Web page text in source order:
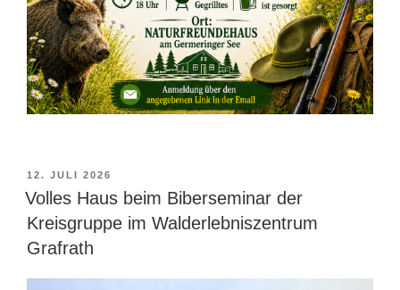
VERÖFFENTLICHT
AM
12. JULI 2026
Volles Haus beim Biberseminar der
Kreisgruppe im Walderlebniszentrum
Grafrath